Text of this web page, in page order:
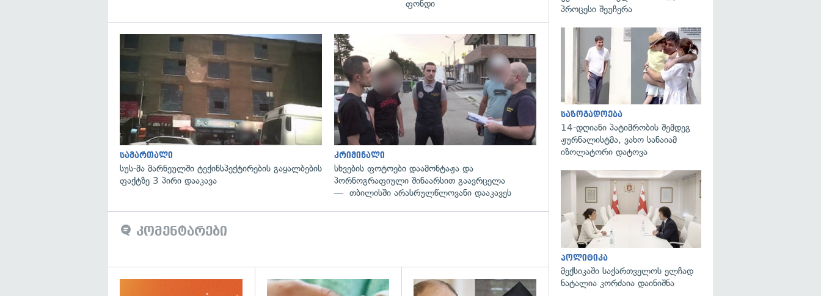
ფონდი
გადახედვა
სამართალი
სუს-მა მარნეულში ტექინსპექტირების გაყალბების
ფაქტზე 3 პირი დააკავა
გადახედვა
კრიმინალი
სხვების ფოტოები დაამონტაჟა და
პორნოგრაფიული შინაარსით გაავრცელა
— თბილისში არასრულწლოვანი დააკავეს
კომენტარები
გადახედვა
პროცესი შეუჩერა
საზოგადოება
14-დღიანი პატიმრობის შემდეგ
ჟურნალისტმა, ვახო სანაიამ
იზოლატორი დატოვა
პოლიტიკა
მექსიკაში საქართველოს ელჩად
ნატალია კორძაია დაინიშნა